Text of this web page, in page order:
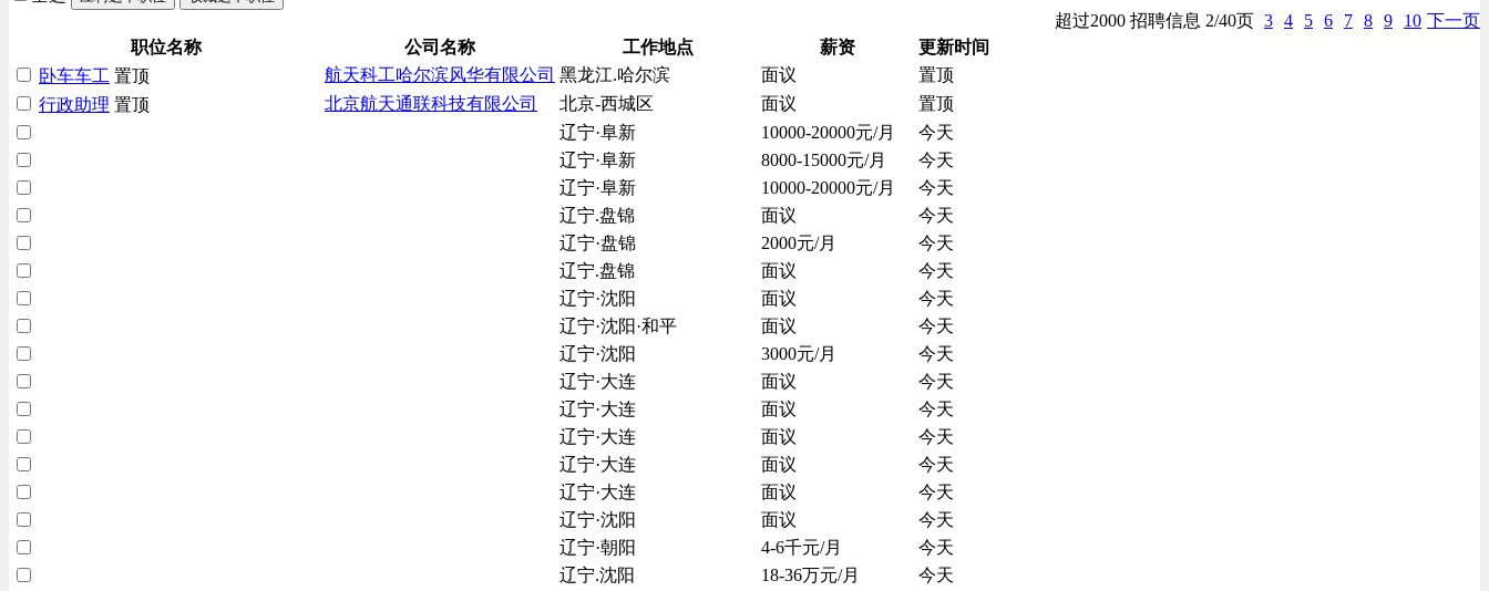
超过2000 招聘信息 2/40页 3 4 5 6 7 8 9 10 下一页
职位名称
公司名称 工作地点 薪资
更新时间
卧车车工 置顶 航天科工哈尔滨风华有限公司 黑龙江.哈尔滨 面议
置顶
行政助理 置顶 北京航天通联科技有限公司 北京-西城区 面议
置顶
辽宁·阜新
10000-20000元/月
今天
辽宁·阜新
8000-15000元/月
今天
辽宁·阜新
10000-20000元/月
今天
辽宁.盘锦
面议
今天
辽宁·盘锦
2000元/月
今天
辽宁.盘锦
面议
今天
辽宁·沈阳
面议
今天
辽宁·沈阳·和平
面议
今天
辽宁·沈阳
3000元/月
今天
辽宁·大连
面议
今天
辽宁·大连
面议
今天
辽宁·大连
面议
今天
辽宁·大连
面议
今天
辽宁·大连
面议
今天
辽宁·沈阳
面议
今天
辽宁·朝阳
4-6千元/月
今天
辽宁.沈阳
18-36万元/月
今天